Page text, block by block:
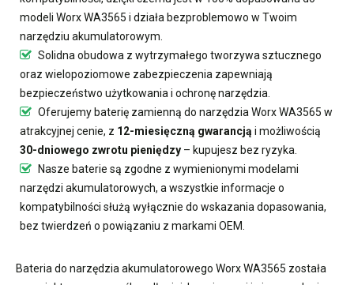
modeli Worx WA3565 i działa bezproblemowo w Twoim
narzędziu akumulatorowym.
Solidna obudowa z wytrzymałego tworzywa sztucznego
oraz wielopoziomowe zabezpieczenia zapewniają
bezpieczeństwo użytkowania i ochronę narzędzia.
Oferujemybaterię zamienną do narzędzia Worx WA3565 w
atrakcyjnej cenie, z 12-miesięczną gwarancją i możliwością
30-dniowego zwrotu pieniędzy – kupujesz bez ryzyka.
Nasze baterie są zgodne z wymienionymi modelami
narzędzi akumulatorowych, a wszystkie informacje o
kompatybilności służą wyłącznie do wskazania dopasowania,
bez twierdzeń o powiązaniu z markami OEM.
Bateria do narzędzia akumulatorowego Worx WA3565 została